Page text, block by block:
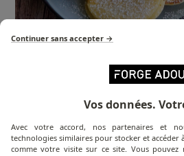
Une recette signéeAtablestelle
PARTAGER CE
Continuer sans accepter →
Vos données.
Avec votre accord, nos partenaires et
technologies similaires pour stocker et
comme votre visite sur ce site. Vous